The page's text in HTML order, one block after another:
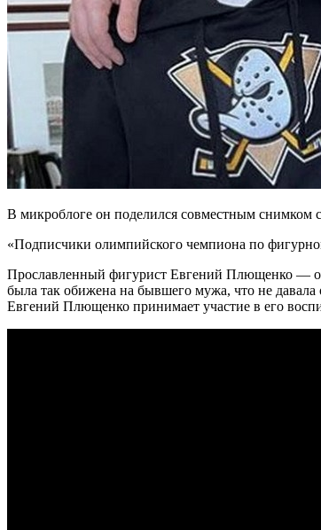
В микроблоге он поделился совместным снимком
«Подписчики олимпийского чемпиона по
Прославленный фигурист Евгений Плющенко —
была так обижена на бывшего мужа, что не
Евгений Плющенко принимает участие в его